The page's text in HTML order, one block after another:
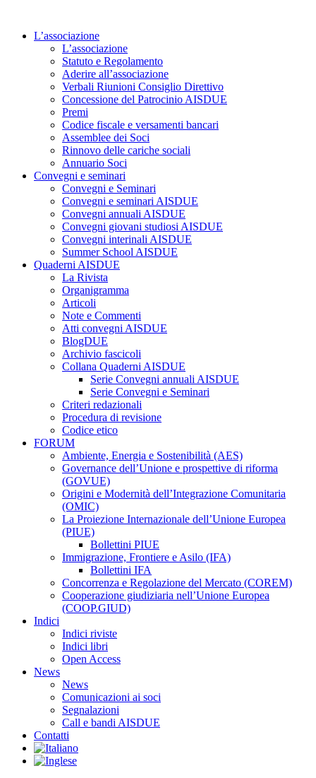
contenutoL’associazione
L’associazione
Statuto e Regolamento
Aderire all’associazione
Verbali Riunioni Consiglio Direttivo
Concessione del Patrocinio AISDUE
Premi
Codice fiscale e versamenti bancari
Assemblee dei Soci
Rinnovo delle cariche sociali
Annuario Soci
Convegni e seminari
Convegni e Seminari
Convegni e seminari AISDUE
Convegni annuali AISDUE
Convegni giovani studiosi AISDUE
Convegni interinali AISDUE
Summer School AISDUE
Quaderni AISDUE
La Rivista
Organigramma
Articoli
Note e Commenti
Atti convegni AISDUE
BlogDUE
Archivio fascicoli
Collana Quaderni AISDUE
Serie Convegni annuali AISDUE
Serie Convegni e Seminari
Criteri redazionali
Procedura di revisione
Codice etico
FORUM
Ambiente, Energia e Sostenibilità (AES)
Governance dell’Unione e prospettive di riforma
(GOVUE)
Origini e Modernità dell’Integrazione Comunitaria
(OMIC)
La Proiezione Internazionale dell’Unione Europea
(PIUE)
Bollettini PIUE
Immigrazione, Frontiere e Asilo (IFA)
Bollettini IFA
Concorrenza e Regolazione del Mercato (COREM)
Cooperazione giudiziaria nell’Unione Europea
(COOP.GIUD)
Indici
Indici riviste
Indici libri
Open Access
News
News
Comunicazioni ai soci
Segnalazioni
Call e bandi AISDUE
Contatti